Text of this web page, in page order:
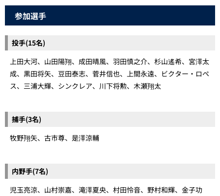
参加選手
投手(15名)
上田大河、山田陽翔、成田晴風、羽田慎之介、杉山遙希、宮澤太
成、黒田将矢、豆田泰志、菅井信也、上間永遠、ビクター・ロペ
ス、三浦大輝、シンクレア、川下将勲、木瀬翔太
捕手(3名)
牧野翔矢、古市尊、是澤涼輔
内野手(7名)
児玉亮涼、山村崇嘉、滝澤夏央、村田怜音、野村和輝、金子功